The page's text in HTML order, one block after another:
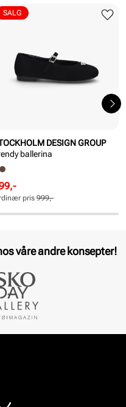
DESIGN GROUP
ballerina
pris 999,-
SALG
våre andre konsepter!